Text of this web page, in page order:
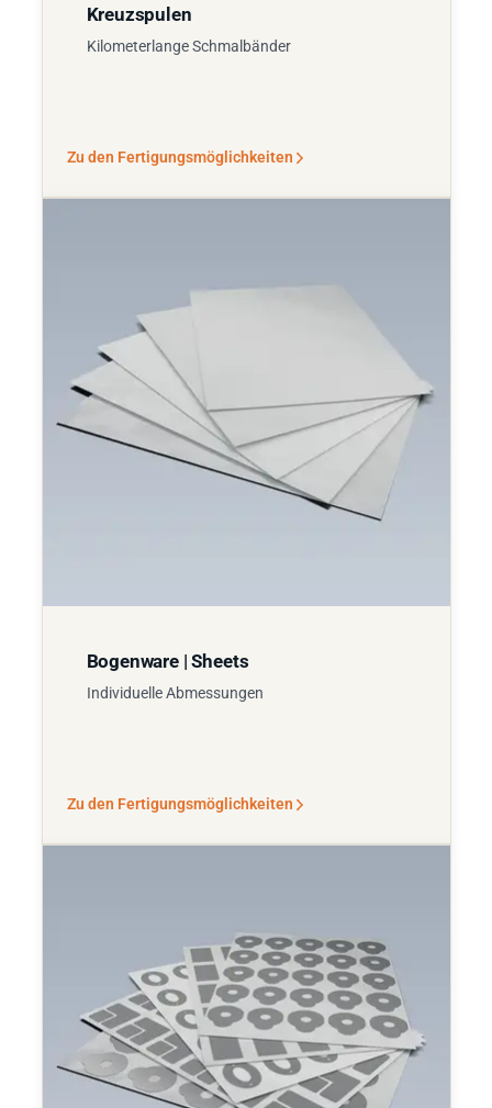
Kreuzspulen
Kilometerlange Schmalbänder
Zu den Fertigungsmöglichkeiten
Bogenware | Sheets
Individuelle Abmessungen
Zu den Fertigungsmöglichkeiten